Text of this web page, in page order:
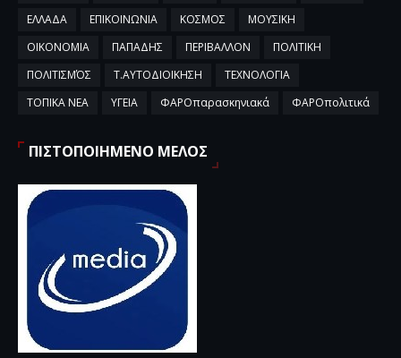
ΕΛΛΑΔΑ
ΕΠΙΚΟΙΝΩΝΙΑ ΚΟΣΜΟΣ
ΜΟΥΣΙΚΗ
ΟΙΚΟΝΟΜΙΑ
ΠΑΠΑΔΗΣ ΠΕΡΙΒΑΛΛΟΝ
ΠΟΛΙΤΙΚΗ
ΠΟΛΙΤΙΣΜΌΣ
Τ.ΑΥΤΟΔΙΟΙΚΗΣΗ
ΤΕΧΝΟΛΟΓΙΑ
ΤΟΠΙΚΑ ΝΕΑ
ΥΓΕΙΑ ΦΑΡΟπαρασκηνιακά ΦΑΡΟπολιτικά
ΠΙΣΤΟΠΟΙΗΜΕΝΟ ΜΕΛΟΣ